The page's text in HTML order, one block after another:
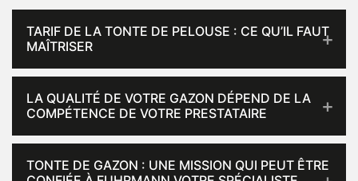
TARIF DE LA TONTE DE PELOUSE : CE QU’IL FAUT
MAÎTRISER
LA QUALITÉ DE VOTRE GAZON DÉPEND DE LA
COMPÉTENCE DE VOTRE PRESTATAIRE
TONTE DE GAZON : UNE MISSION QUI PEUT ÊTRE